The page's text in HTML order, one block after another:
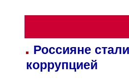
Россияне
коррупцией